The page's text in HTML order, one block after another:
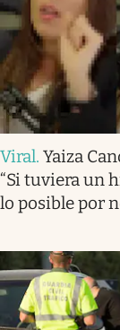
Viral. Yaiza
“Si tuviera un
lo posible por